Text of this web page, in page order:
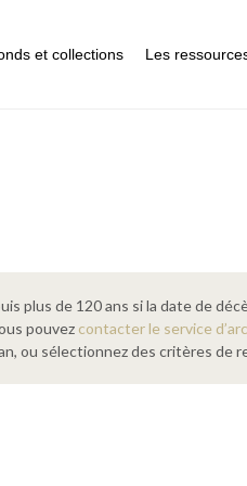
et collections Les
plus de 120 ans si la date de
pouvez contacter le service
ou sélectionnez des critères de